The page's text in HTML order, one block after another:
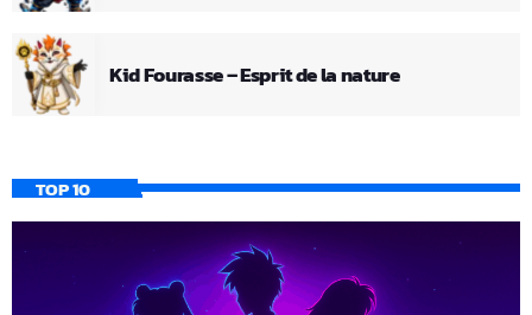
Kid Fourasse – Esprit de la nature
TOP 10